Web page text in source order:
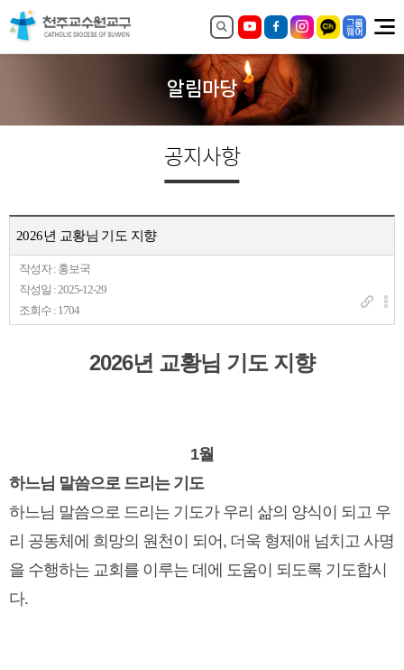
알림마당
공지사항
2026년 교황님 기도 지향
작성자 : 홍보국
작성일 : 2025-12-29
조회수 : 1704
2026년 교황님 기도 지향
1월
하느님 말씀으로 드리는 기도
하느님 말씀으로 드리는 기도가 우리 삶의 양식이 되고 우
리 공동체에 희망의 원천이 되어, 더욱 형제애 넘치고 사명
을 수행하는 교회를 이루는 데에 도움이 되도록 기도합시
다.